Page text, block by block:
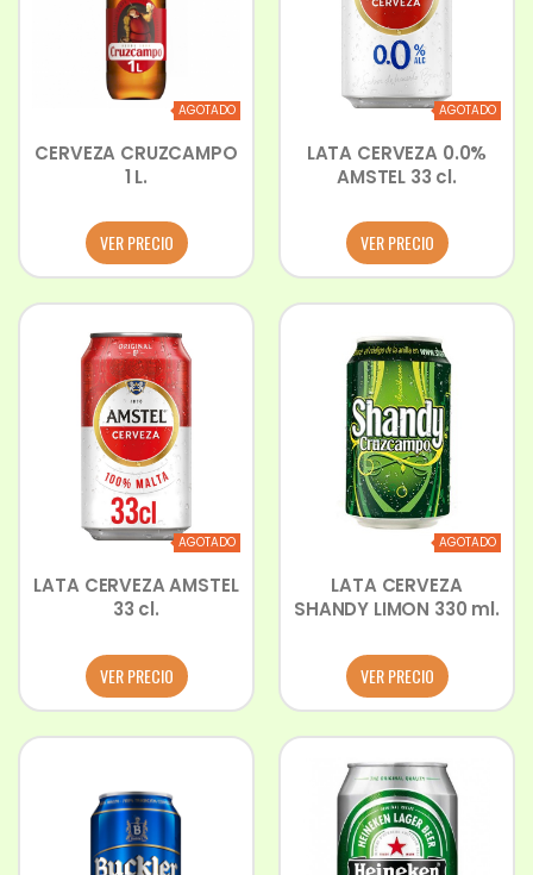
AGOTADO
CERVEZA CRUZCAMPO
1 L.
VER PRECIO
AGOTADO
LATA CERVEZA 0.0%
AMSTEL 33 cl.
VER PRECIO
AGOTADO
LATA CERVEZA AMSTEL
33 cl.
VER PRECIO
AGOTADO
LATA CERVEZA
SHANDY LIMON 330 ml.
VER PRECIO